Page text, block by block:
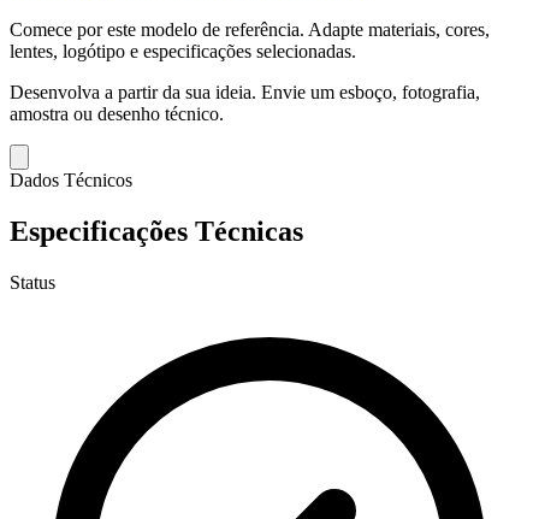
Comece por este modelo de referência. Adapte materiais, cores,
lentes, logótipo e especificações selecionadas.
Desenvolva a partir da sua ideia. Envie um esboço, fotografia,
amostra ou desenho técnico.
Dados Técnicos
Especificações Técnicas
Status